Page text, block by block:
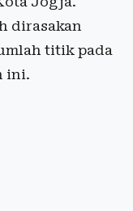
dirasakan
titik pada
ini.